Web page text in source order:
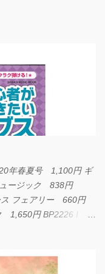
年春夏号 1,100円 ギ
ュージック 838円
ス フェアリー 660円
1,650円 BP2226 I